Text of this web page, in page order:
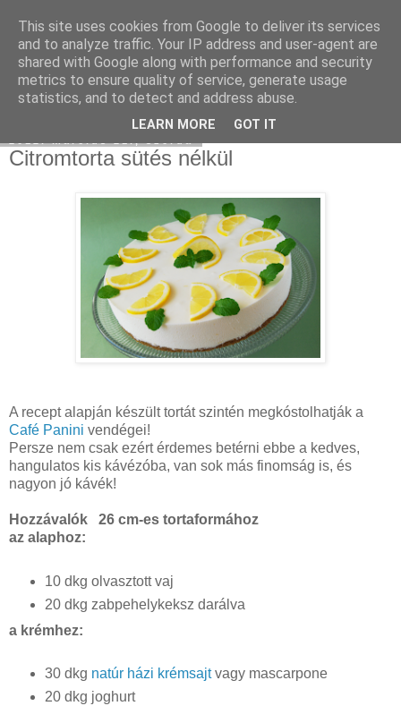
Moha Konyha
Citromtorta sütés nélkül
A recept alapján készült tortát szintén megkóstolhatják a
Café Panini vendégei!
Persze nem csak ezért érdemes betérni ebbe a kedves,
hangulatos kis kávézóba, van sok más finomság is, és
nagyon jó kávék!
Hozzávalók 26 cm-es tortaformához
az alaphoz:
10 dkg olvasztott vaj
20 dkg zabpehelykeksz darálva
a krémhez:
30 dkg natúr házi krémsajtvagy mascarpone
20 dkg joghurt
This site uses cookies from Google to deliver its services
and to analyze traffic. Your IP address and user-agent are
shared with Google along with performance and security
metrics to ensure quality of service, generate usage
statistics, and to detect and address abuse.
LEARN MORE GOT IT